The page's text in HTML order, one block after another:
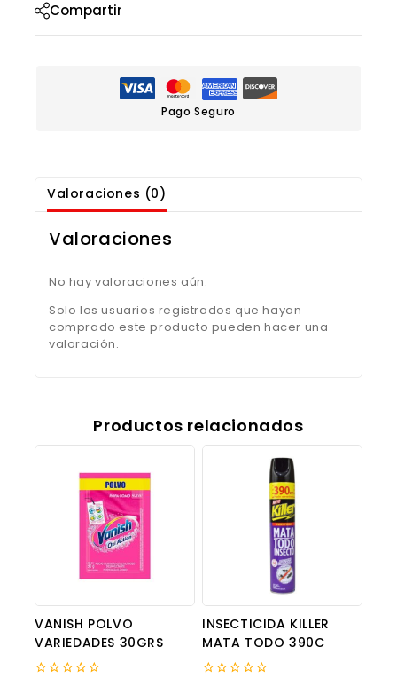
Compartir
Pago Seguro
Valoraciones (0)
Valoraciones
No hay valoraciones aún.
Solo los usuarios registrados que hayan
comprado este producto pueden hacer una
valoración.
Productos relacionados
VANISH POLVO
VARIEDADES 30GRS
INSECTICIDA KILLER
MATA TODO 390C